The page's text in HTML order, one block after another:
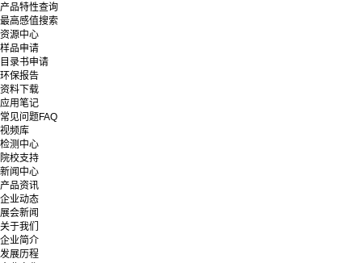
产品特性查询
最高感值搜索
资源中心
样品申请
目录书申请
环保报告
资料下载
应用笔记
常见问题FAQ
视频库
检测中心
院校支持
新闻中心
产品资讯
企业动态
展会新闻
关于我们
企业简介
发展历程